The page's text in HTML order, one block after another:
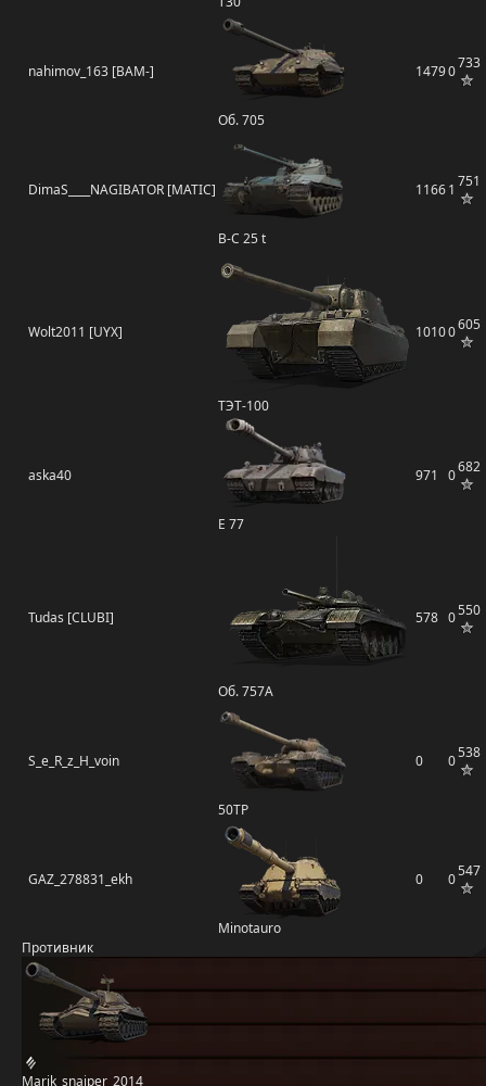
nahimov_163 [BAM-]
Об. 705
14790733
DimaS____NAGIBATOR [MATIC]
B-C 25 t
11661 751
Wolt2011 [UYX]
ТЭТ-100
10100605
aska40
E 77
971 0682
Tudas [CLUBI]
Об. 757А
578 0550
S_e_R_z_H_voin
50TP
0 0538
GAZ_278831_ekh
Minotauro
0 0547
Противник
Marik_snajper_2014